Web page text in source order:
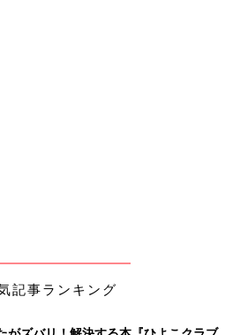
!? そのお腹でビキニ着ちゃう
の人も大胆にビキニを着ている姿を見
、喜んでビキニを着ちゃいますが
記事ランキング